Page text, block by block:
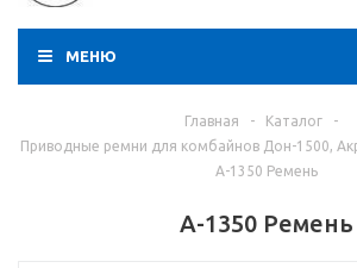
МЕНЮ
Главная - Каталог
-
Приводные ремни для комбайнов Дон-1500,
А-1350 Ремень
А-1350 Ремень